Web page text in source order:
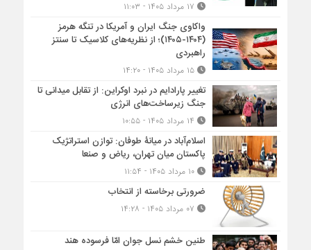
واکاوی جنگ ایران و آمریکا در تنگه هرمز
(۱۴۰۴-۱۴۰۵)؛ از نظریه‌های کلاسیک تا سنتز
راهبردی
۱۵ مرداد ۱۴۰۵ - ۱۴:۲۰
تغییر پارادایم در نبرد اوکراین: از تقابل میدانی تا
جنگ زیرساخت‌های انرژی
اسلام‌آباد در میانۀ طوفان: توازن استراتژیک
پاکستان میان تهران، ریاض و صنعا
۱۰ مرداد ۱۴۰۵ - ۱۱:۵۴
ضرورتی برخاسته از انتخاب
طنین خشم نسل جوان امّا فرسوده هند